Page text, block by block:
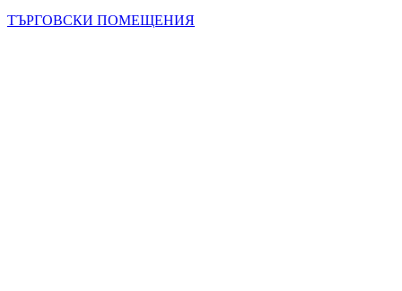
ТЪРГОВСКИ ПОМЕЩЕНИЯ